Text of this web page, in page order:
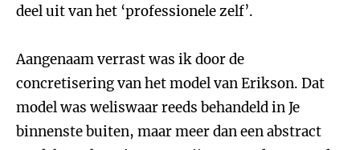
deel uit van het ‘professionele zelf’.
Aangenaam verrast was ik door de
concretisering van het model van Erikson. Dat
model was weliswaar reeds behandeld in Je
binnenste buiten, maar meer dan een abstract